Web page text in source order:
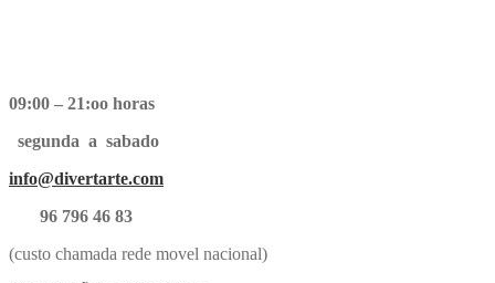
09:00 – 21:oo horas
segunda a sabado
info@divertarte.com
96 796 46 83
(custo chamada rede movel nacional)